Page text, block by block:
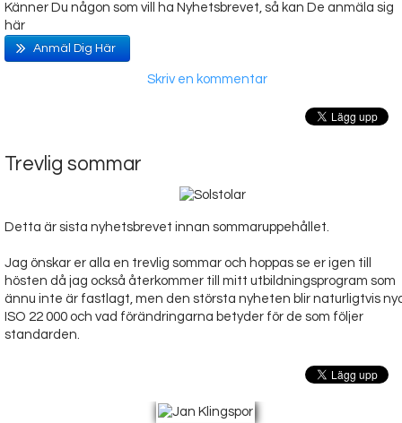
Känner Du någon som vill ha Nyhetsbrevet, så kan De anmäla sig
här
Anmäl Dig Här
Skriv en kommentar
Trevlig sommar
Detta är sista nyhetsbrevet innan sommaruppehållet.
Jag önskar er alla en trevlig sommar och hoppas se er igen till
hösten då jag också återkommer till mitt utbildningsprogram som
ännu inte är fastlagt, men den största nyheten blir naturligtvis
ISO 22 000 och vad förändringarna betyder för de som följer
standarden.